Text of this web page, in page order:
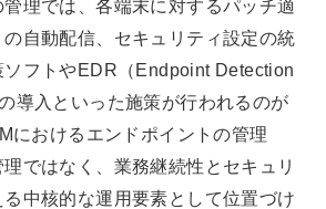
理では、各端末に対するパッチ適
自動配信、セキュリティ設定の統
フトやEDR（Endpoint Detection
導入といった施策が行われるのが
におけるエンドポイントの管理
ではなく、業務継続性とセキュリ
中核的な運用要素として位置づけ